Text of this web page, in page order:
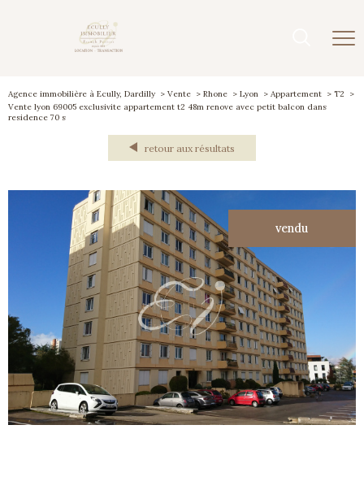
Agence immobilière à Ecully, Dardilly Vente Rhone Lyon Appartement
T2
Vente lyon 69005 exclusivite appartement t2 48m renove avec petit balcon dans
residence 70 s
retour aux résultats
vendu